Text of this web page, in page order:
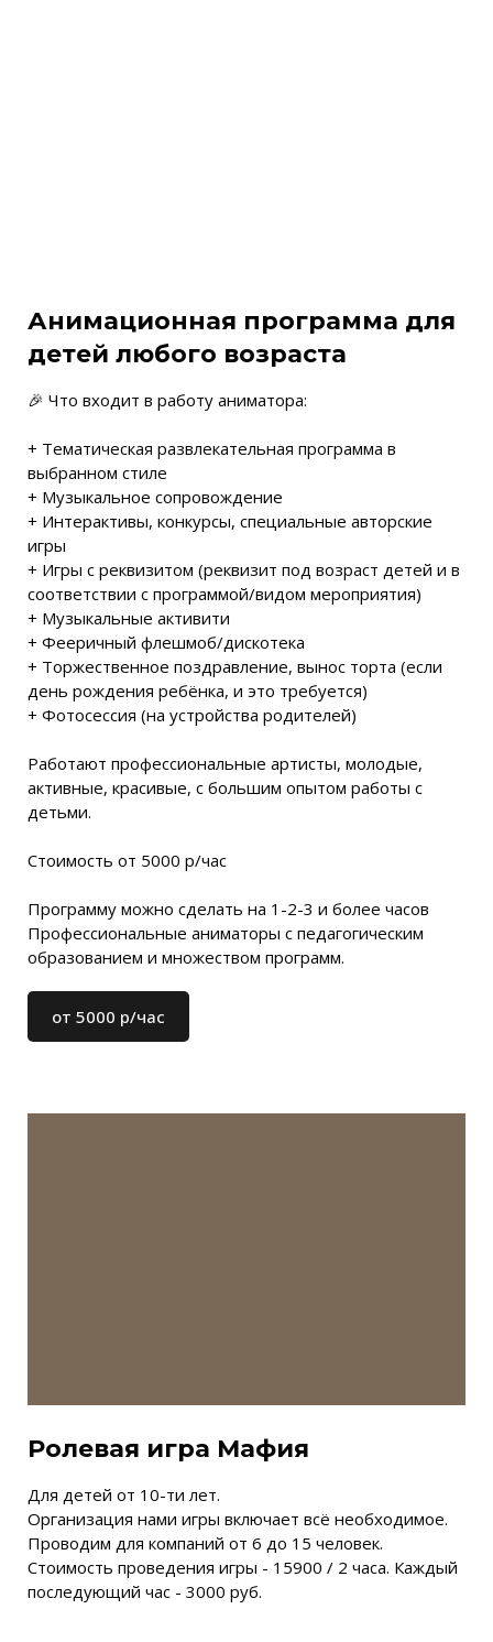
Анимационная программа для
детей любого возраста
🎉 Что входит в работу аниматора:
+ Тематическая развлекательная программа в
выбранном стиле
+ Музыкальное сопровождение
+ Интерактивы, конкурсы, специальные авторские
игры
+ Игры с реквизитом (реквизит под возраст детей и в
соответствии с программой/видом мероприятия)
+ Музыкальные активити
+ Фееричный флешмоб/дискотека
+ Торжественное поздравление, вынос торта (если
день рождения ребёнка, и это требуется)
+ Фотосессия (на устройства родителей)
Работают профессиональные артисты, молодые,
активные, красивые, с большим опытом работы с
детьми.
Стоимость от 5000 р/час
Программу можно сделать на 1-2-3 и более часов
Профессиональные аниматоры с педагогическим
образованием и множеством программ.
от 5000 р/час
Ролевая игра Мафия
Для детей от 10-ти лет.
Организация нами игры включает всё необходимое.
Проводим для компаний от 6 до 15 человек.
Стоимость проведения игры - 15900 / 2 часа. Каждый
последующий час - 3000 руб.